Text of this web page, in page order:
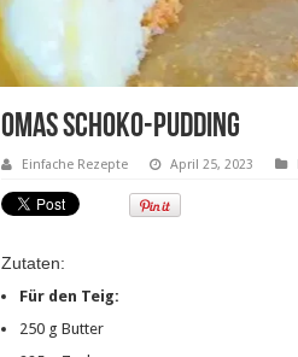
Omas Schoko-Pudding
Einfache Rezepte April 25, 2023
Zutaten:
Für den Teig:
250 g Butter